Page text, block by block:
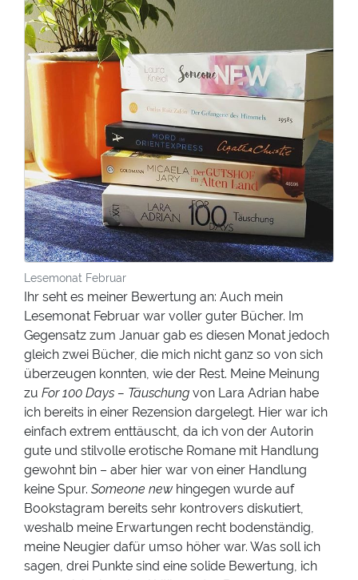
Lesemonat Februar
Ihr seht es meiner Bewertung an: Auch mein
Lesemonat Februar war voller guter Bücher. Im
Gegensatz zum Januar gab es diesen Monat jedoch
gleich zwei Bücher, die mich nicht ganz so von sich
überzeugen konnten, wie der Rest. Meine Meinung
zu For 100 Days – Täuschung von Lara Adrian habe
ich bereits in einer Rezension dargelegt. Hier war ich
einfach extrem enttäuscht, da ich von der Autorin
gute und stilvolle erotische Romane mit Handlung
gewohnt bin – aber hier war von einer Handlung
keine Spur. Someone new hingegen wurde auf
Bookstagram bereits sehr kontrovers diskutiert,
weshalb meine Erwartungen recht bodenständig,
meine Neugier dafür umso höher war. Was soll ich
sagen, drei Punkte sind eine solide Bewertung, ich